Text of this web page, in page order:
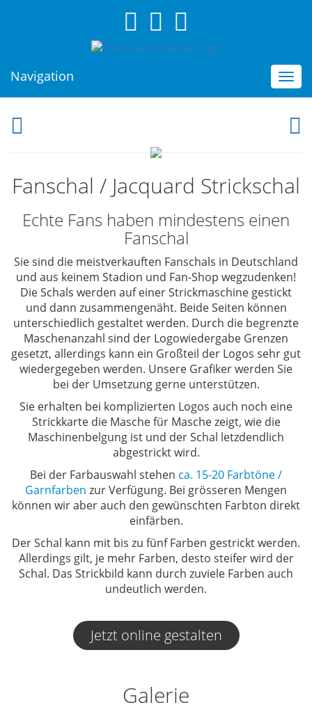
Navigation
Fanschal / Jacquard Strickschal
Echte Fans haben mindestens einen
Fanschal
Sie sind die meistverkauften Fanschals in Deutschland
und aus keinem Stadion und Fan-Shop wegzudenken!
Die Schals werden auf einer Strickmaschine gestickt
und dann zusammengenäht. Beide Seiten können
unterschiedlich gestaltetwerden. Durch die begrenzte
Maschenanzahl sind der Logowiedergabe Grenzen
gesetzt, allerdings kann ein Großteil der Logos sehr gut
wiedergegeben werden. Unsere Grafiker werden Sie
bei der Umsetzung gerne unterstützen.
Sie erhalten bei komplizierten Logos auch noch eine
Strickkarte die Masche für Masche zeigt, wie die
Maschinenbelgung ist und der Schal letzdendlich
abgestrickt wird.
Bei der Farbauswahl stehen ca. 15-20 Farbtöne /
Garnfarben zur Verfügung. Bei grösseren Mengen
können wir aber auch den gewünschten Farbton direkt
einfärben.
Der Schal kann mit bis zu fünf Farben gestrickt werden.
Allerdings gilt, je mehr Farben, desto steifer wird der
Schal. Das Strickbild kann durch zuviele Farben auch
undeutlich werden.
Jetzt online gestalten
Galerie